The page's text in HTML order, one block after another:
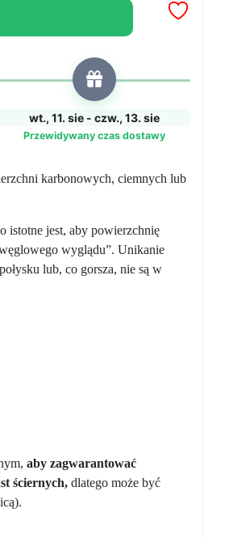
wt., 11. sie - czw., 13. sie
Przewidywany czas dostawy
karbonowych, ciemnych lub
istotne jest, aby powierzchnię
wyglądu”. Unikanie
lub, co gorsza, nie są w
aby zagwarantować
ściernych, dlatego może być